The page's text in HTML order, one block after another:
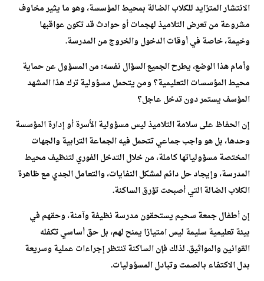
الانتشار المتزايد للكلاب الضالة بمحيط المؤسسة، وهو ما يثير مخاوف
مشروعة من تعرض التلاميذ لهجمات أو حوادث قد تكون عواقبها
وخيمة، خاصة في أوقات الدخول والخروج من المدرسة.
وأمام هذا الوضع، يطرح الجميع السؤال نفسه: من المسؤول عن حماية
محيط المؤسسات التعليمية؟ ومن يتحمل مسؤولية ترك هذا المشهد
المؤسف يستمر دون تدخل عاجل؟
إن الحفاظ على سلامة التلاميذ ليس مسؤولية الأسرة أو إدارة المؤسسة
وحدها، بل هو واجب جماعي تتحمل فيه الجماعة الترابية والجهات
المختصة مسؤولياتها كاملة، من خلال التدخل الفوري لتنظيف محيط
المدرسة، وإيجاد حل دائم لمشكل النفايات، والتعامل الجدي مع ظاهرة
الكلاب الضالة التي أصبحت تؤرق الساكنة.
إن أطفال جمعة سحيم يستحقون مدرسة نظيفة وآمنة، وحقهم في
بيئة تعليمية سليمة ليس امتيازا يمنح لهم، بل حق أساسي تكفله
القوانين والمواثيق. لذلك فإن الساكنة تنتظر إجراءات عملية وسريعة
بدل الاكتفاء بالصمت وتبادل المسؤوليات.